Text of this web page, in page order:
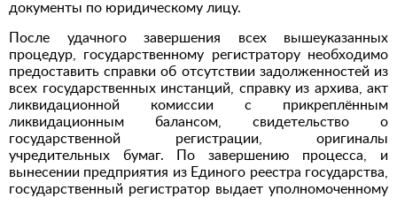
документы по юридическому лицу.
После удачного завершения всех вышеуказанных
процедур, государственному регистратору необходимо
предоставить справки об отсутствии задолженностей из
всех государственных инстанций, справку из архива, акт
ликвидационной комиссии с прикреплённым
ликвидационным балансом, свидетельство о
государственной регистрации, оригиналы
учредительных бумаг. По завершению процесса, и
вынесении предприятия из Единого реестра государства,
государственный регистратор выдает уполномоченному